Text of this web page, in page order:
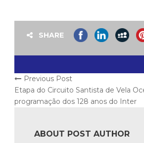
SHARE
Previous Post
Etapa do Circuito Santista de Vela
programação dos 128 anos do Inter
ABOUT POST AUTHOR